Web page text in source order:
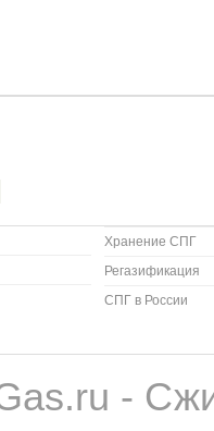
Хранение СПГ
Регазификация
СПГ в России
-